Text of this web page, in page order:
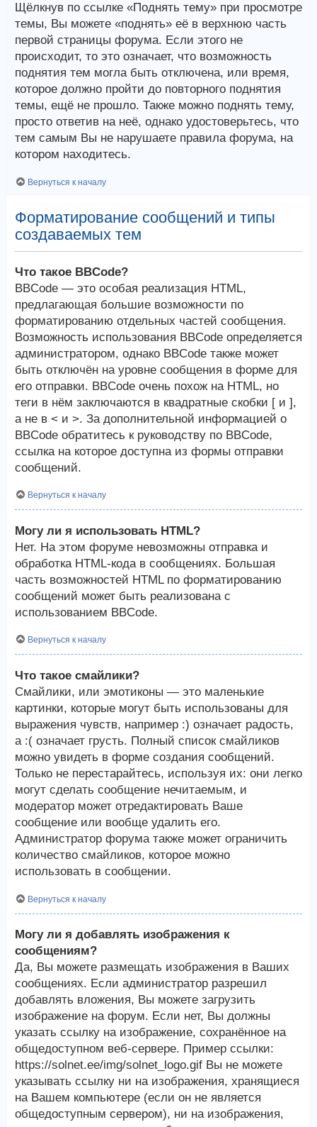
Щёлкнув по ссылке «Поднять тему» при просмотре
темы, Вы можете «поднять» её в верхнюю часть
первой страницы форума. Если этого не
происходит, то это означает, что возможность
поднятия тем могла быть отключена, или время,
которое должно пройти до повторного поднятия
темы, ещё не прошло. Также можно поднять тему,
просто ответив на неё, однако удостоверьтесь, что
тем самым Вы не нарушаете правила форума, на
котором находитесь.
Вернуться к началу
Форматирование сообщений и типы
создаваемых тем
Что такое BBCode?
BBCode — это особая реализация HTML,
предлагающая большие возможности по
форматированию отдельных частей сообщения.
Возможность использования BBCode определяется
администратором, однако BBCode также может
быть отключён на уровне сообщения в форме для
его отправки. BBCode очень похож на HTML, но
теги в нём заключаются в квадратные скобки [ и ],
а не в < и >. За дополнительной информацией о
BBCode обратитесь к руководству по BBCode,
ссылка на которое доступна из формы отправки
сообщений.
Вернуться к началу
Могу ли я использовать HTML?
Нет. На этом форуме невозможны отправка и
обработка HTML-кода в сообщениях. Большая
часть возможностей HTML по форматированию
сообщений может быть реализована с
использованием BBCode.
Вернуться к началу
Что такое смайлики?
Смайлики, или эмотиконы — это маленькие
картинки, которые могут быть использованы для
выражения чувств, например :) означает радость,
а :( означает грусть. Полный список смайликов
можно увидеть в форме создания сообщений.
Только не перестарайтесь, используя их: они легко
могут сделать сообщение нечитаемым, и
модератор может отредактировать Ваше
сообщение или вообще удалить его.
Администратор форума также может ограничить
количество смайликов, которое можно
использовать в сообщении.
Вернуться к началу
Могу ли я добавлять изображения к
сообщениям?
Да, Вы можете размещать изображения в Ваших
сообщениях. Если администратор разрешил
добавлять вложения, Вы можете загрузить
изображение на форум. Если нет, Вы должны
указать ссылку на изображение, сохранённое на
общедоступном веб-сервере. Пример ссылки:
https://solnet.ee/img/solnet_logo.gif Вы не можете
указывать ссылку ни на изображения, хранящиеся
на Вашем компьютере (если он не является
общедоступным сервером), ни на изображения,